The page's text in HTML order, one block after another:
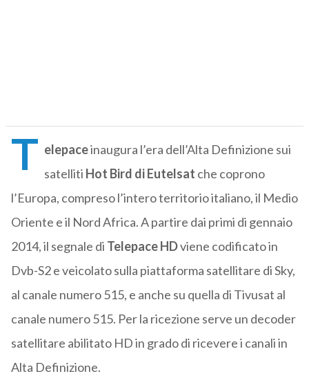
T elepaceinaugura l’era dell’Alta Definizione sui
satelliti Hot Bird di Eutelsat che coprono
l’Europa, compreso l’intero territorio italiano, il Medio
Oriente e il Nord Africa. A partire dai primi di gennaio
2014, il segnale di Telepace HDviene codificato in
Dvb-S2 e veicolato sulla piattaforma satellitare di Sky,
al canale numero 515, e anche su quella di Tivusat al
canale numero 515. Per la ricezione serve un decoder
satellitare abilitato HD in grado di ricevere i canali in
Alta Definizione.